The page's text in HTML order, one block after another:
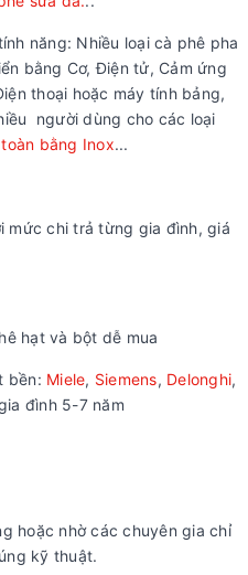
năng: Nhiều loại cà phê pha
bằng Cơ, Điện tử, Cảm ứng
thoại hoặc máy tính bảng,
người dùng cho các loại
bằng Inox...
mức chi trả từng gia đình, giá
hạt và bột dễ mua
bền: Miele, Siemens, Delonghi,
đình 5-7 năm
hoặc nhờ các chuyên gia chỉ
kỹ thuật.